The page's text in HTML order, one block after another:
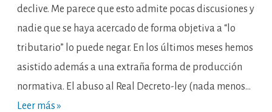
en
Barcelona
y
en
pero
plazos
siguen
declive. Me parece que esto admite pocas discusiones y
nadie que se haya acercado de forma objetiva a “lo
tributario” lo puede negar. En los últimos meses hemos
asistido además a una extraña forma de producción
normativa. El abuso al Real Decreto-ley (nada menos…
Leer más »